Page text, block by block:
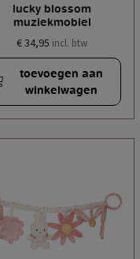
lucky blossom
muziekmobiel
€ 34,95 incl. btw
toevoegen aan
winkelwagen